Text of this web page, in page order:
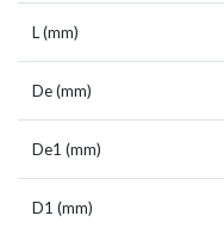
L (mm)
De (mm)
De1 (mm)
D1 (mm)